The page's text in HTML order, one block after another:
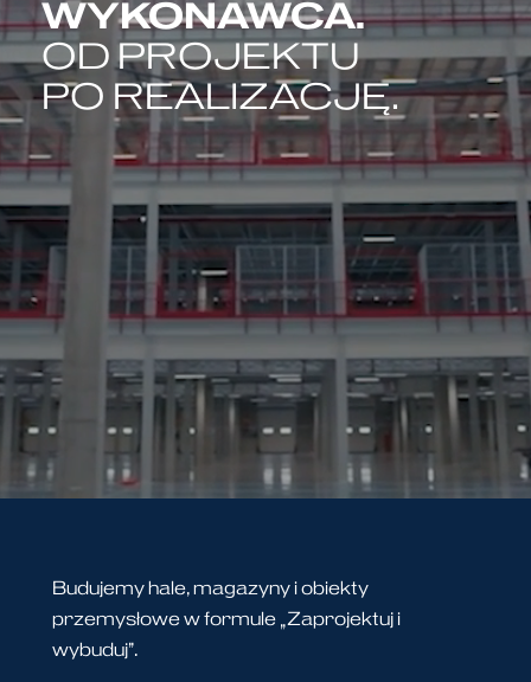
WYKONAWCA.
OD PROJEKTU
PO REALIZACJĘ.
Budujemy hale, magazyny i obiekty
przemysłowe w formule „Zaprojektuj i
wybuduj”.